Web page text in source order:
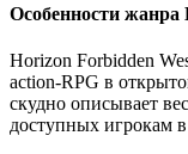
Особенности жанра
Horizon Forbidden
action-RPG в
скудно описывает
доступных игрокам